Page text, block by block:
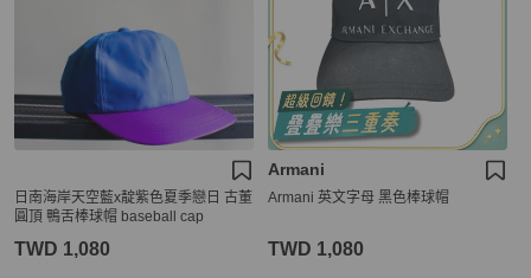
日南海岸天空藍x靛紫色夏季戀日 古董
圓頂 鴨舌棒球帽 baseball cap
TWD 1,080
Armani
Armani 英文字母 黑色棒球帽
TWD 1,080